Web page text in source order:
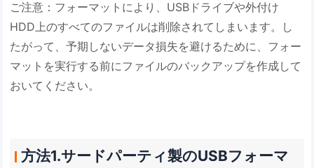
ご注意：フォーマットにより、USBドライブや外付け
HDD上のすべてのファイルは削除されてしまいます。し
たがって、予期しないデータ損失を避けるために、フォー
マットを実行する前にファイルのバックアップを作成して
おいてください。
方法1.サードパーティ製のUSBフォーマ